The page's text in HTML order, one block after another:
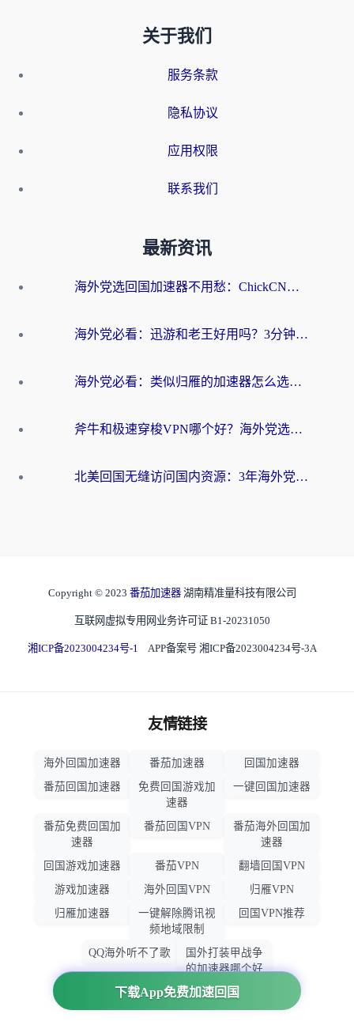
关于我们
服务条款
隐私协议
应用权限
联系我们
最新资讯
海外党选回国加速器不用愁：ChickCN和洞见哪个好？一篇搞定所有疑问
海外党必看：迅游和老王好用吗？3分钟选对加速国内网络的加速器
海外党必看：类似归雁的加速器怎么选？一篇搞定无缝访问国内资源
斧牛和极速穿梭VPN哪个好？海外党选回国加速器必看的真实对比与避坑指南
北美回国无缝访问国内资源：3年海外党亲测的加速器选择指南
下载App免费加速回国
Copyright © 2023 番茄加速器 湖南精准量科技有限公司
互联网虚拟专用网业务许可证 B1-20231050
湘ICP备2023004234号-1 APP备案号 湘ICP备2023004234号-3A
友情链接
海外回国加速器 番茄加速器
回国加速器
番茄回国加速器
免费回国游戏加
速器
一键回国加速器
番茄免费回国加
速器
番茄回国VPN
番茄海外回国加
速器
回国游戏加速器
番茄VPN
翻墙回国VPN
游戏加速器
海外回国VPN
归雁VPN
归雁加速器
一键解除腾讯视
频地域限制
回国VPN推荐
QQ海外听不了歌
国外打装甲战争
的加速器哪个好
用